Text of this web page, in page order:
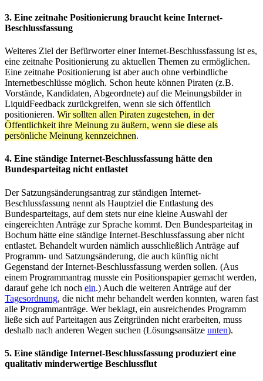
3. Eine zeitnahe Positionierung braucht keine Internet-
Beschlussfassung
Weiteres Ziel der Befürworter einer Internet-Beschlussfassung ist es,
eine zeitnahe Positionierung zu aktuellen Themen zu ermöglichen.
Eine zeitnahe Positionierung ist aber auch ohne verbindliche
Internetbeschlüsse möglich. Schon heute können Piraten (z.B.
Vorstände, Kandidaten, Abgeordnete) auf die Meinungsbilder in
LiquidFeedback zurückgreifen, wenn sie sich öffentlich
positionieren. Wir sollten allen Piraten zugestehen, in der
Öffentlichkeit ihre Meinung zu äußern, wenn sie diese als
persönliche Meinung kennzeichnen.
4. Eine ständige Internet-Beschlussfassung hätte den
Bundesparteitag nicht entlastet
Der Satzungsänderungsantrag zur ständigen Internet-
Beschlussfassung nennt als Hauptziel die Entlastung des
Bundesparteitags, auf dem stets nur eine kleine Auswahl der
eingereichten Anträge zur Sprache kommt. Den Bundesparteitag in
Bochum hätte eine ständige Internet-Beschlussfassung aber nicht
entlastet. Behandelt wurden nämlich ausschließlich Anträge auf
Programm- und Satzungsänderung, die auch künftig nicht
Gegenstand der Internet-Beschlussfassung werden sollen. (Aus
einem Programmantrag musste ein Positionspapier gemacht werden,
darauf gehe ich noch ein.) Auch die weiteren Anträge auf der
Tagesordnung, die nicht mehr behandelt werden konnten, waren fast
alle Programmanträge. Wer beklagt, ein ausreichendes Programm
ließe sich auf Parteitagen aus Zeitgründen nicht erarbeiten, muss
deshalb nach anderen Wegen suchen (Lösungsansätze unten).
5. Eine ständige Internet-Beschlussfassung produziert eine
qualitativ minderwertige Beschlussflut